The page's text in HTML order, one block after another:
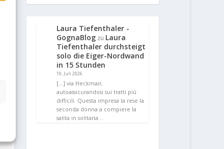
Laura Tiefenthaler -
GognaBlog zu Laura
Tiefenthaler durchsteigt
solo die Eiger-Nordwand
in 15 Stunden
10. Juli 2026
[…] via Heckmair,
autoassicurandosi sui tratti più
difficili. Questa impresa la rese la
seconda donna a compiere la
salita in solitaria…